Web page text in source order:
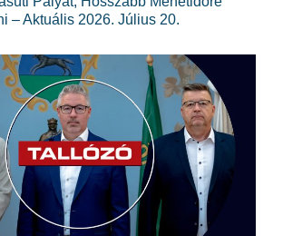
– Aktuális 2026. Július 20.